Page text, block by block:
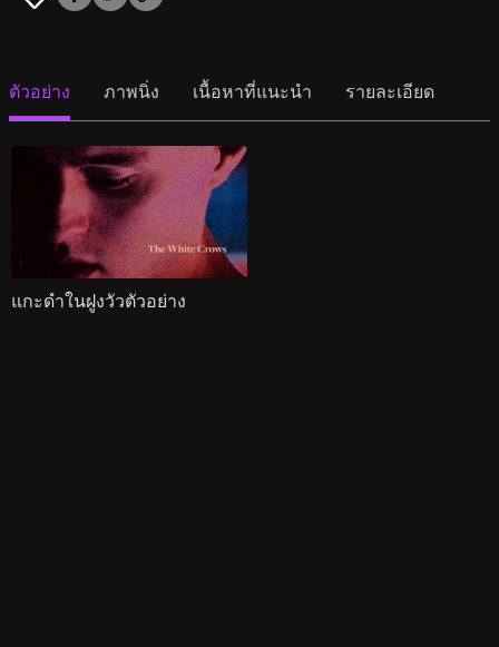
ตัวอย่าง ภาพนิ่ง เนื้อหาที่แนะนำ รายละเอียด
แกะดำในฝูงวัวตัวอย่าง